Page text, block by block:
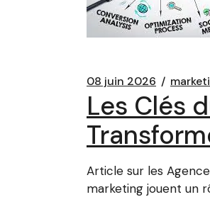
08 juin 2026
Les Clés
Article sur les
marketing jouent un